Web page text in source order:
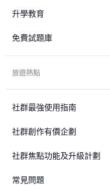
升學教育
免費試題庫
旅遊熱點
社群最強使用指南
社群創作有價企劃
社群焦點功能及升級計劃
常見問題